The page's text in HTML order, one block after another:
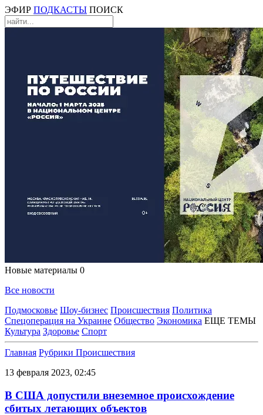
ЭФИР ПОДКАСТЫ ПОИСК
Новые материалы 0
Все новости
Подмосковье Шоу-бизнес Происшествия Политика
Спецоперация на Украине Общество Экономика ЕЩЕ ТЕМЫ
Культура Здоровье Спорт
Главная Рубрики Происшествия
13 февраля 2023, 02:45
В США допустили внеземное происхождение
сбитых летающих объектов